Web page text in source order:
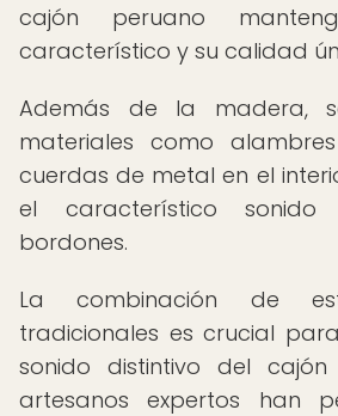
cajón peruano
característico y su calidad
Además de la madera,
materiales como
cuerdas de metal en el
el característico
bordones.
La combinación de
tradicionales es crucial
sonido distintivo del
artesanos expertos han